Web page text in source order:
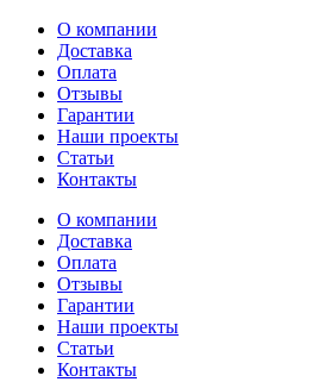
Перейти
содержимому
О компании
Доставка
Оплата
Отзывы
Гарантии
Наши проекты
Статьи
Контакты
О компании
Доставка
Оплата
Отзывы
Гарантии
Наши проекты
Статьи
Контакты